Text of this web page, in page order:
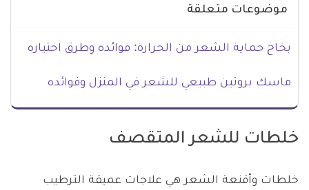
موضوعات متعلقة
بخاخ حماية الشعر من الحرارة: فوائده وطرق اختياره
ماسك بروتين طبيعي للشعر في المنزل وفوائده
خلطات للشعر المتقصف
خلطات وأقنعة الشعر هي علاجات عميقة الترطيب